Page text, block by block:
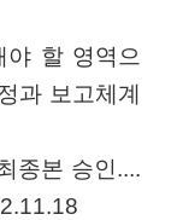
할 영역으
과 보고체계
종본 승인....